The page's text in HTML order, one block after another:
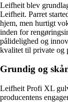
Leifheit blev
Leifheit. Parret
hjem, men hurtigt
inden for
pålidelighed og
kvalitet til private og
Grundig og
Leifheit Profi XL
producentens